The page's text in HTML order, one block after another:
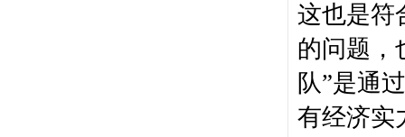
这也是符
的问题，
队”是通
有经济实